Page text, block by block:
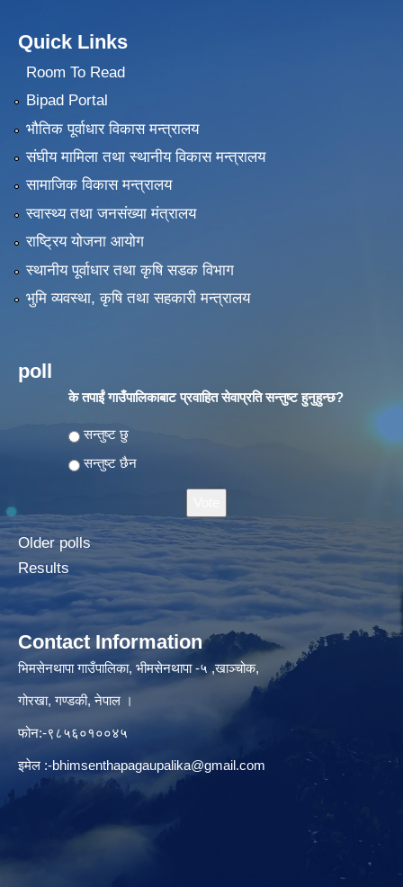
Quick Links
Room To Read
Bipad Portal
भौतिक पूर्वाधार विकास मन्त्रालय
संघीय मामिला तथा स्थानीय विकास मन्त्रालय
सामाजिक विकास मन्त्रालय
स्वास्थ्य तथा जनसंख्या मंत्रालय
राष्ट्रिय योजना आयोग
स्थानीय पूर्वाधार तथा कृषि सडक विभाग
भुमि व्यवस्था, कृषि तथा सहकारी मन्त्रालय
poll
के तपाईं गाउँपालिकाबाट प्रवाहित सेवाप्रति सन्तुष्ट हुनुहुन्छ?
Choices
सन्तुष्ट छु
सन्तुष्ट छैन
Older polls
Results
Contact Information
भिमसेनथापा गाउँपालिका, भीमसेनथापा -५ ,खाञ्चोक,
गोरखा, गण्डकी, नेपाल ।
फोन:-९८५६०१००४५
इमेल :-bhimsenthapagaupalika@gmail.com